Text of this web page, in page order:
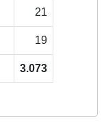
21
19
3.073